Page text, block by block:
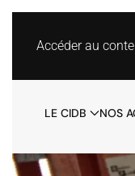
Accéder au
LE CIDB NOS